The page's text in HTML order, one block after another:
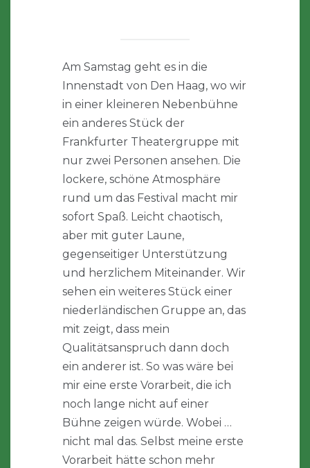
Am Samstag geht es in die
Innenstadt von Den Haag, wo wir
in einer kleineren Nebenbühne
ein anderes Stück der
Frankfurter Theatergruppe mit
nur zwei Personen ansehen. Die
lockere, schöne Atmosphäre
rund um das Festival macht mir
sofort Spaß. Leicht chaotisch,
aber mit guter Laune,
gegenseitiger Unterstützung
und herzlichem Miteinander. Wir
sehen ein weiteres Stück einer
niederländischen Gruppe an, das
mit zeigt, dass mein
Qualitätsanspruch dann doch
ein anderer ist. So was wäre bei
mir eine erste Vorarbeit, die ich
noch lange nicht auf einer
Bühne zeigen würde. Wobei …
nicht mal das. Selbst meine erste
Vorarbeit hätte schon mehr